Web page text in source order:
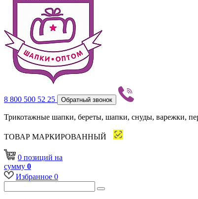
8 800 500 52 25 Обратный звонок
Трикотажные шапки, береты, шапки, снуды, варежки,
ТОВАР МАРКИРОВАННЫЙ
0 позиций на
сумму 0
Избранное 0